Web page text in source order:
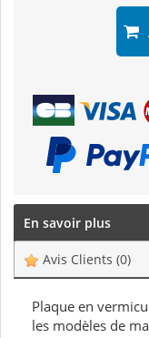
En savoir plus
Avis Clients (0)
Plaque en
les modèles de